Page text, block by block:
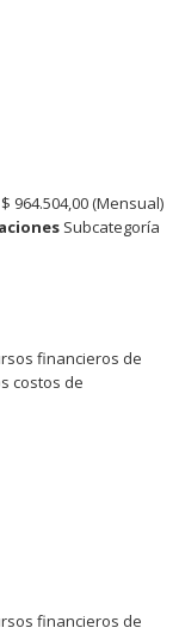
964.504,00 (Mensual)
Subcategoría
financieros de
costos de
financieros de